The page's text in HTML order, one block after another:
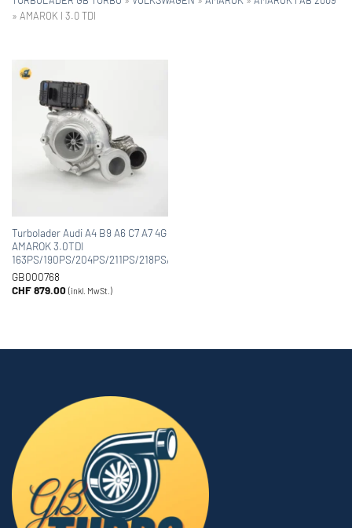
» AMAROK I 3.0 TDI
Turbolader Audi A4 B9 A6 C7 A7 4G Allroad A6 C7 Q7 4MB VW
AMAROK 3.0TDI
163PS/190PS/204PS/211PS/218PS/224PS/249PS/258PS/272PS
GB000768
CHF879.00 (inkl. MwSt.)